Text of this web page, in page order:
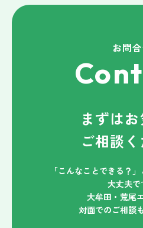
お問
まずは
ご相談
「こんなことできる？
大丈夫で
大牟田・荒尾
対面でのご相談